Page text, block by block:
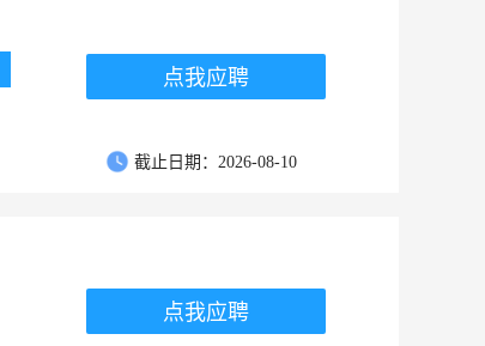
点我应聘
截止日期：2026-08-10
点我应聘